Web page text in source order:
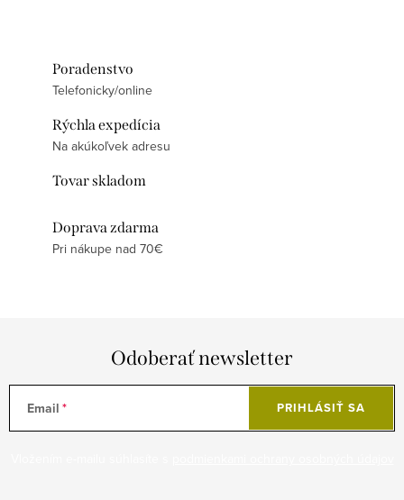
Poradenstvo
Telefonicky/online
Rýchla expedícia
Na akúkoľvek adresu
Tovar skladom
Doprava zdarma
Pri nákupe nad 70€
Odoberať newsletter
Email PRIHLÁSIŤ SA